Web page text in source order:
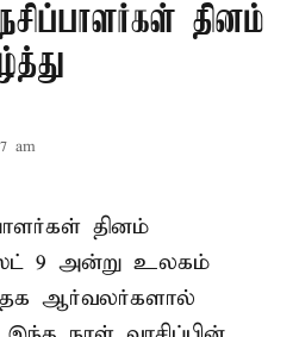
தினம்
am
தினம்
9 அன்று உலகம்
ஆர்வலர்களால்